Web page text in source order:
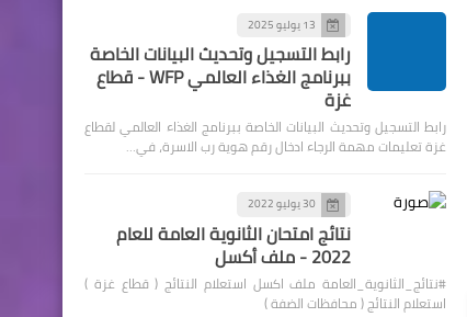
13 يوليو 2025
رابط التسجيل وتحديث البيانات الخاصة
ببرنامج الغذاء العالمي WFP - قطاع
غزة
رابط التسجيل وتحديث البيانات الخاصة ببرنامج الغذاء العالمي لقطاع
غزة تعليمات مهمة الرجاء ادخال رقم هوية رب الاسرة، في…
30 يوليو 2022
نتائج امتحان الثانوية العامة للعام
2022 - ملف أكسل
#نتائج_الثانوية_العامة ملف اكسل استعلام النتائج ( قطاع غزة )
استعلام النتائج ( محافظات الضفة )